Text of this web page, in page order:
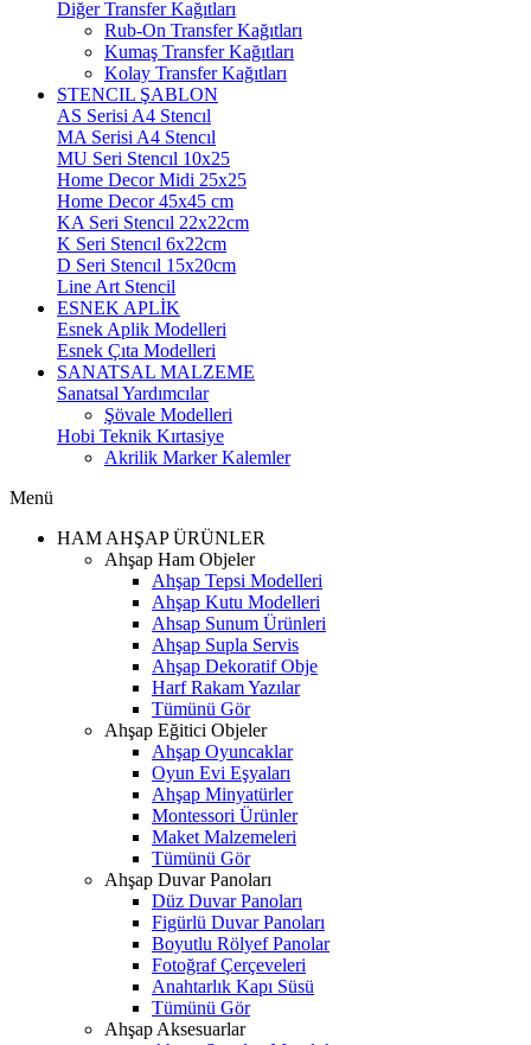
Diğer Transfer Kağıtları
Rub-On Transfer Kağıtları
Kumaş Transfer Kağıtları
Kolay Transfer Kağıtları
STENCIL ŞABLON
AS Serisi A4 Stencıl
MA Serisi A4 Stencıl
MU Seri Stencıl 10x25
Home Decor Midi 25x25
Home Decor 45x45 cm
KA Seri Stencıl 22x22cm
K Seri Stencıl 6x22cm
D Seri Stencıl 15x20cm
Line Art Stencil
ESNEK APLİK
Esnek Aplik Modelleri
Esnek Çıta Modelleri
SANATSAL MALZEME
Sanatsal Yardımcılar
Şövale Modelleri
Hobi Teknik Kırtasiye
Akrilik Marker Kalemler
Menü
HAM AHŞAP ÜRÜNLER
Ahşap Ham Objeler
Ahşap Tepsi Modelleri
Ahşap Kutu Modelleri
Ahsap Sunum Ürünleri
Ahşap Supla Servis
Ahşap Dekoratif Obje
Harf Rakam Yazılar
Tümünü Gör
Ahşap Eğitici Objeler
Ahşap Oyuncaklar
Oyun Evi Eşyaları
Ahşap Minyatürler
Montessori Ürünler
Maket Malzemeleri
Tümünü Gör
Ahşap Duvar Panoları
Düz Duvar Panoları
Figürlü Duvar Panoları
Boyutlu Rölyef Panolar
Fotoğraf Çerçeveleri
Anahtarlık Kapı Süsü
Tümünü Gör
Ahşap Aksesuarlar